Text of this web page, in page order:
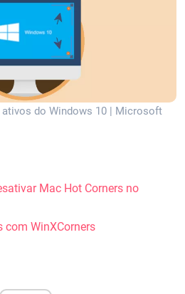
do Windows 10 | Microsoft
Mac Hot Corners no
com WinXCorners